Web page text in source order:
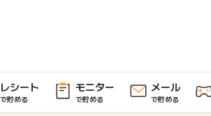
レシート
で貯める
モニター
で貯める
メール
で貯める